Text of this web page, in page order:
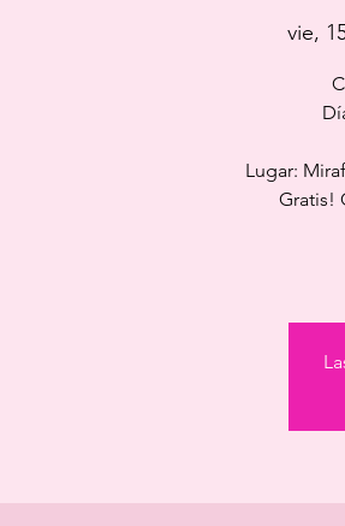
vie,
Lugar:
Gratis!